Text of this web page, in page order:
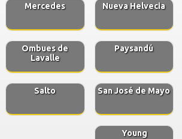
Mercedes Nueva Helvecia
Ombues de
Lavalle
Paysandú
Salto San José de Mayo
Young